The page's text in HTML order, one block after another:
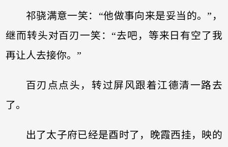
祁骁满意一笑：“他做事向来是妥当的。”，
继而转头对百刃一笑：“去吧，等来日有空了我
再让人去接你。”
百刃点点头，转过屏风跟着江德清一路去
了。
出了太子府已经是酉时了，晚霞西挂，映的